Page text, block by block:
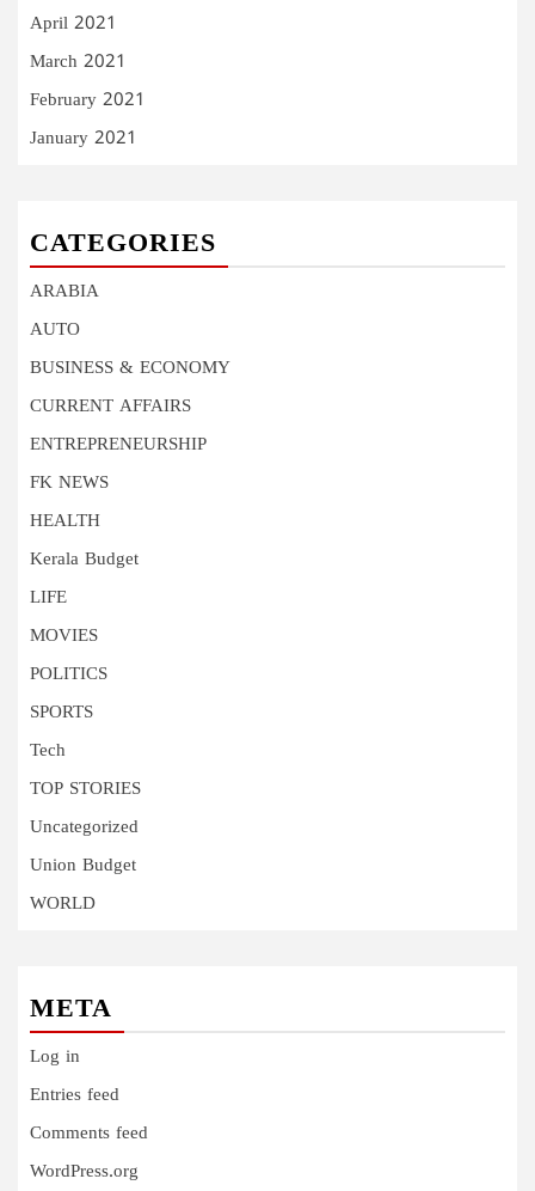
April 2021
March 2021
February 2021
January 2021
CATEGORIES
ARABIA
AUTO
BUSINESS & ECONOMY
CURRENT AFFAIRS
ENTREPRENEURSHIP
FK NEWS
HEALTH
Kerala Budget
LIFE
MOVIES
POLITICS
SPORTS
Tech
TOP STORIES
Uncategorized
Union Budget
WORLD
META
Log in
Entries feed
Comments feed
WordPress.org